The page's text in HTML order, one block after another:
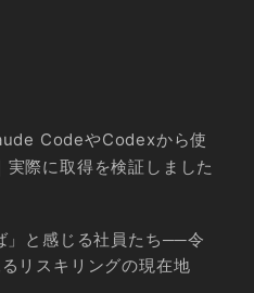
CodeやCodexから使
実際に取得を検証しました
」と感じる社員たち──令
リスキリングの現在地